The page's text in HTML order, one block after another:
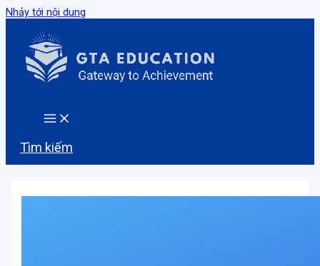
Nhảy tới nội dung
Tìm kiếm